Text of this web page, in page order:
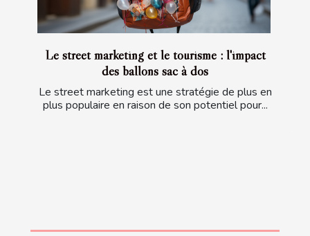
Le street marketing et le tourisme : l'impact
des ballons sac à dos
Le street marketing est une stratégie de plus en
plus populaire en raison de son potentiel pour...